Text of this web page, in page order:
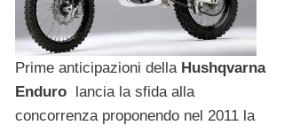
Prime anticipazioni della Hushqvarna
Enduro lancia la sfida alla
concorrenza proponendo nel 2011 la